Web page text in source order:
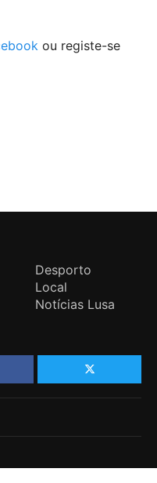
ou registe-se
Desporto
Local
Notícias Lusa